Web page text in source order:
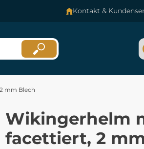
Kontakt &
mm Blech
Wikingerhelm
facettiert, 2